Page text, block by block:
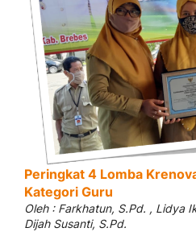
Peringkat 4 Lomba
Kategori Guru
Oleh : Farkhatun, S.Pd. , Lidya
Dijah Susanti, S.Pd.